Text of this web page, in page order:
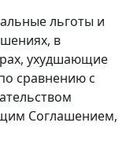
льготы и
в
ухудшающие
сравнению с
Соглашением,